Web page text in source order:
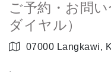
ご予約・お問
ダイヤル）
07000 Langkawi,